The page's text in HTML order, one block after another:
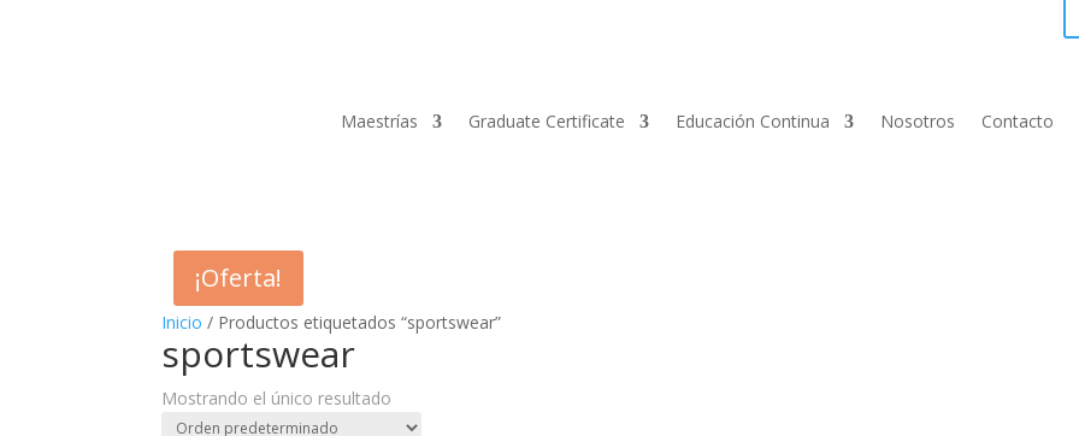
Maestrías Graduate Certificate Educación Continua Nosotros Contacto
Inicio / Productos etiquetados “sportswear”
sportswear
Mostrando el único resultado
¡Oferta!